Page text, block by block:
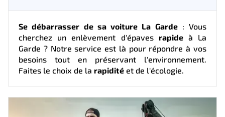
Se débarrasser de sa voiture La Garde: Vous
cherchez un enlèvement d'épaves rapideà La
Garde ? Notre service est là pour répondre à vos
besoins tout en préservant l'environnement.
Faites le choix de la rapidité et de l'écologie.